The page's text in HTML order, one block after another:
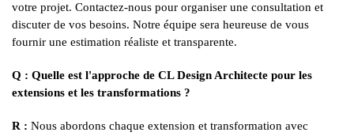
votre projet. Contactez-nous pour organiser une consultation et
discuter de vos besoins. Notre équipe sera heureuse de vous
fournir une estimation réaliste et transparente.
Q : Quelle est l'approche de CL Design Architecte pour les
extensions et les transformations ?
R : Nous abordons chaque extension et transformation avec